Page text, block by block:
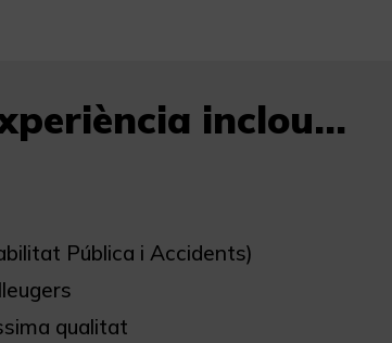
inclou...
Pública i Accidents)
qualitat